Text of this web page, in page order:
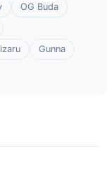
OG Buda
Gunna